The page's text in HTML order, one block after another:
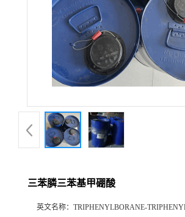
三苯膦三苯基甲硼酸
英文名称： TRIPHENYLBORANE-